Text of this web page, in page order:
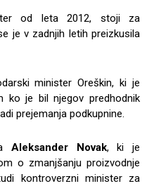
od leta 2012, stoji za
je v zadnjih letih preizkusila
minister Oreškin, ki je
ko je bil njegov predhodnik
prejemanja podkupnine.
Aleksander Novak, ki je
o zmanjšanju proizvodnje
kontroverzni minister za